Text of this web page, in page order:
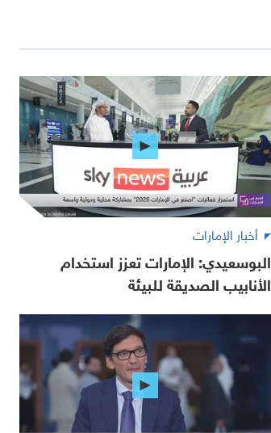
أخبار الإمارات
البوسعيدي: الإمارات تعزز استخدام
الأنابيب الصديقة للبيئة